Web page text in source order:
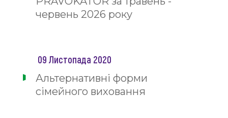
червень 2026 року
09 Листопада 2020
Альтернативні форми
сімейного виховання